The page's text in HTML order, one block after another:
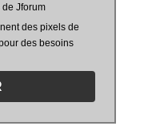
Jforum
des pixels de
des besoins